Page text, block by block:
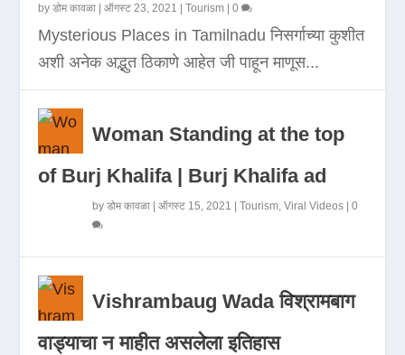
byडोम कावळा |ऑगस्ट 23, 2021 |Tourism |0
Mysterious Places in Tamilnadu निसर्गाच्या कुशीत
अशी अनेक अद्भुत ठिकाणे आहेत जी पाहून माणूस...
Woman Standing at the top
of Burj Khalifa | Burj Khalifa ad
byडोम कावळा |ऑगस्ट 15, 2021 |Tourism ,Viral Videos |0
Vishrambaug Wada विश्रामबाग
वाड्याचा न माहीत असलेला इतिहास